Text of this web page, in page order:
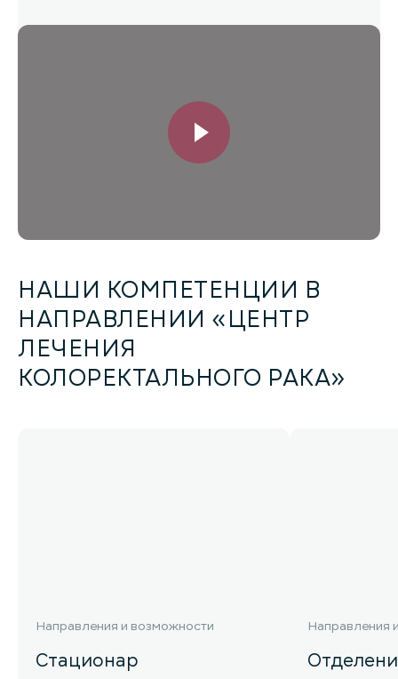
НАШИ КОМПЕТЕНЦИИ В
НАПРАВЛЕНИИ «ЦЕНТР
ЛЕЧЕНИЯ
КОЛОРЕКТАЛЬНОГО РАКА»
Направления и возможности
Стационар
Направления